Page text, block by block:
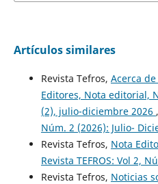
Artículos similares
Revista Tefros, Acerca
Editores, Nota editorial,
(2), julio-diciembre 2026 ,
Núm. 2 (2026): Julio-
Revista Tefros, Nota
Revista TEFROS: Vol 2,
Revista Tefros, Noticias